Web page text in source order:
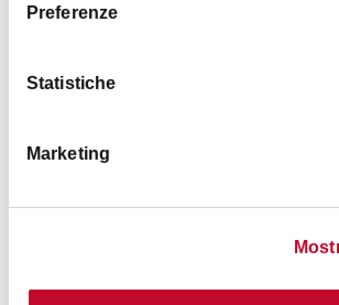
Preferenze
Statistiche
Marketing